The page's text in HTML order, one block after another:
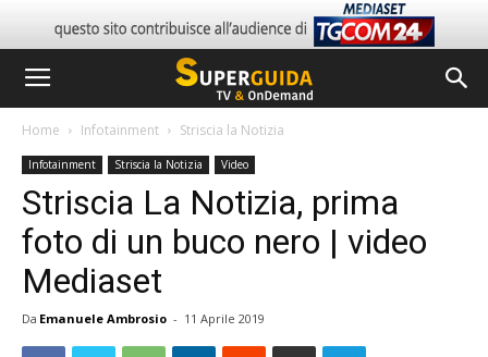
Home Infotainment Striscia la Notizia
Infotainment Striscia la Notizia Video
Striscia La Notizia, prima
foto di un buco nero | video
Mediaset
Da Emanuele Ambrosio - 11 Aprile 2019